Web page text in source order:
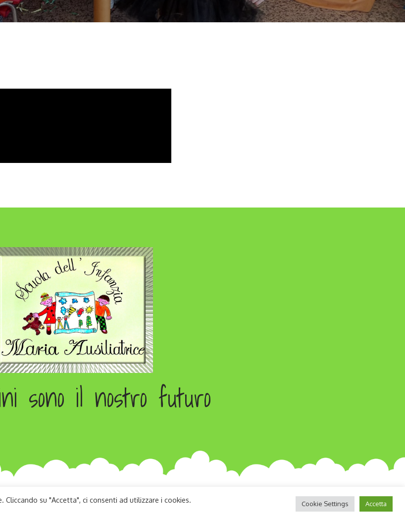
sono il nostro futuro
© All rights reserved. Developed by Andrea Zago
su "Accetta", ci consenti ad utilizzare i cookies.
Cookie Settings Accetta